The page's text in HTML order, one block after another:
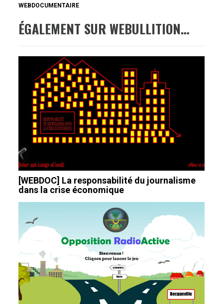
WEBDOCUMENTAIRE
ÉGALEMENT SUR WEBULLITION…
[WEBDOC] La responsabilité du journalisme
dans la crise économique